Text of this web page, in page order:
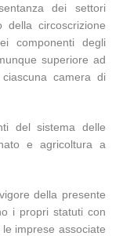
dei settori
della circoscrizione
componenti degli
superiore ad
camera di
del sistema delle
e agricoltura a
della presente
i propri statuti con
imprese associate